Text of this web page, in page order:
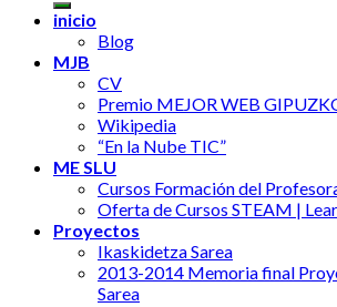
inicio
Blog
MJB
CV
Premio MEJOR WEB
Wikipedia
“En la Nube TIC”
ME SLU
Cursos Formación del
Oferta de Cursos STEAM |
Proyectos
Ikaskidetza Sarea
2013-2014 Memoria final
Sarea